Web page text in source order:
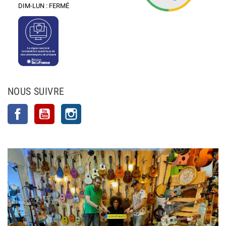
DIM-LUN : FERMÉ
NOUS SUIVRE
Facebook YouTube